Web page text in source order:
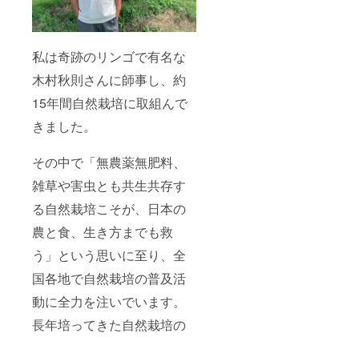
私は奇跡のリンゴで有名な
木村秋則さんに師事し、約
15年間自然栽培に取組んで
きました。
その中で「無農薬無肥料、
雑草や害虫とも共生共存す
る自然栽培こそが、日本の
農と食、生き方までも救
う」という思いに至り、全
国各地で自然栽培の普及活
動に全力を注いでいます。
長年培ってきた自然栽培の